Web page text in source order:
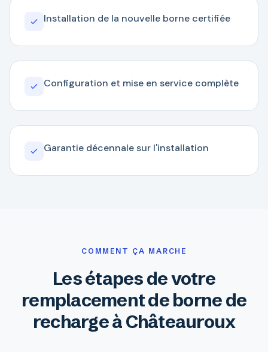
Installation de la nouvelle borne certifiée
Configuration et mise en service complète
Garantie décennale sur l'installation
COMMENT ÇA MARCHE
Les étapes de votre
remplacement de borne de
recharge à Châteauroux